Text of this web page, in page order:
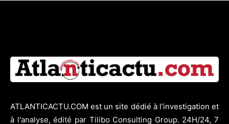
ATLANTICACTU.COM est un site dédié à l’investigation et
à l'analyse, édité par Tilibo Consulting Group. 24H/24, 7